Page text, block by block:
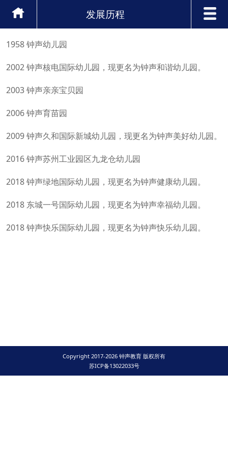
发展历程
1958 钟声幼儿园
2002 钟声核电国际幼儿园，现更名为钟声和谐幼儿园。
2003 钟声亲亲宝贝园
2006 钟声育苗园
2009 钟声久和国际新城幼儿园，现更名为钟声美好幼儿园。
2016 钟声苏州工业园区九龙仓幼儿园
2018 钟声绿地国际幼儿园，现更名为钟声健康幼儿园。
2018 东城一号国际幼儿园，现更名为钟声幸福幼儿园。
2018 钟声快乐国际幼儿园，现更名为钟声快乐幼儿园。
Copyright 2017-2026 钟声教育 版权所有
苏ICP备13022033号